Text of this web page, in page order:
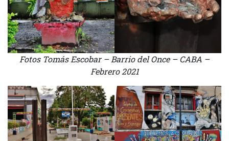
Fotos Tomás Escobar – Barrio del Once – CABA –
Febrero 2021